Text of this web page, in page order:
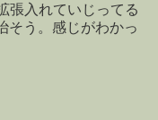
張入れていじってる
そう。感じがわかっ